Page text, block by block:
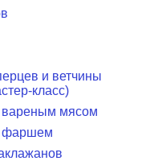
и ветчины
класс)
вареным мясом
фаршем